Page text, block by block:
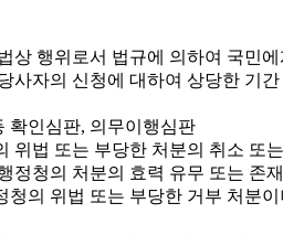
상 행위로서 법규에 의하여 국민
사자의 신청에 대하여 상당한 기
위법 또는 부당한 처분의 취소 또
정청의 처분의 효력 유무 또는 존
청의 위법 또는 부당한 거부 처분